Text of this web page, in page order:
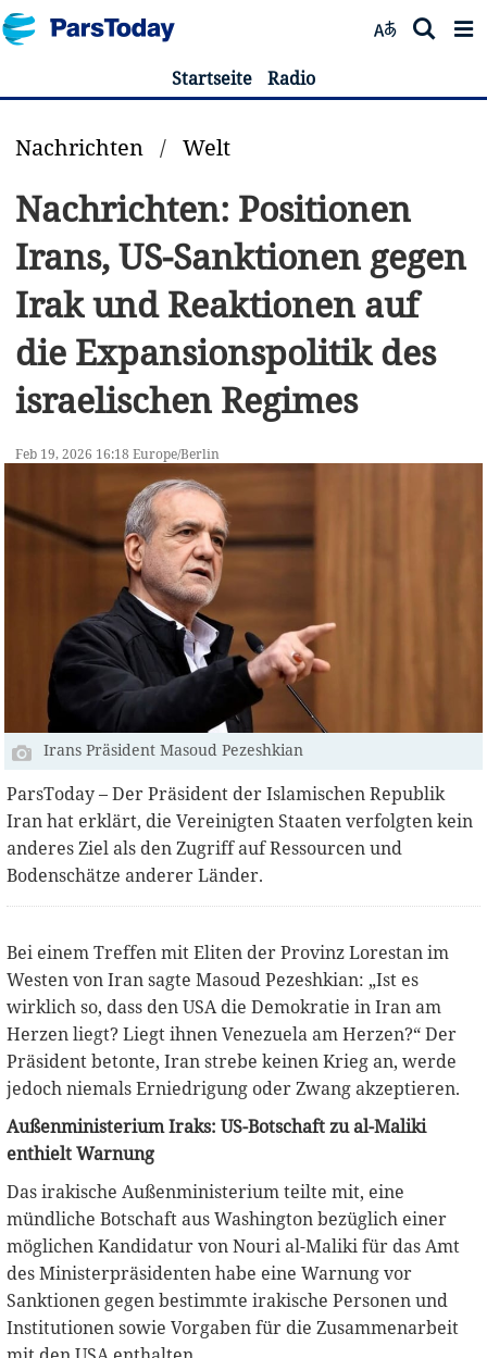
Startseite Radio
Nachrichten / Welt
Nachrichten: Positionen
Irans, US-Sanktionen gegen
Irak und Reaktionen auf
die Expansionspolitik des
israelischen Regimes
Feb 19, 2026 16:18 Europe/Berlin
Irans Präsident Masoud Pezeshkian
ParsToday – Der Präsident der Islamischen Republik
Iran hat erklärt, die Vereinigten Staaten verfolgten kein
anderes Ziel als den Zugriff auf Ressourcen und
Bodenschätze anderer Länder.
Bei einem Treffen mit Eliten der Provinz Lorestan im
Westen von Iran sagte Masoud Pezeshkian: „Ist es
wirklich so, dass den USA die Demokratie in Iran am
Herzen liegt? Liegt ihnen Venezuela am Herzen?“ Der
Präsident betonte, Iran strebe keinen Krieg an, werde
jedoch niemals Erniedrigung oder Zwang akzeptieren.
Außenministerium Iraks: US-Botschaft zu al-Maliki
enthielt Warnung
Das irakische Außenministerium teilte mit, eine
mündliche Botschaft aus Washington bezüglich einer
möglichen Kandidatur von Nouri al-Maliki für das Amt
des Ministerpräsidenten habe eine Warnung vor
Sanktionen gegen bestimmte irakische Personen und
Institutionen sowie Vorgaben für die Zusammenarbeit